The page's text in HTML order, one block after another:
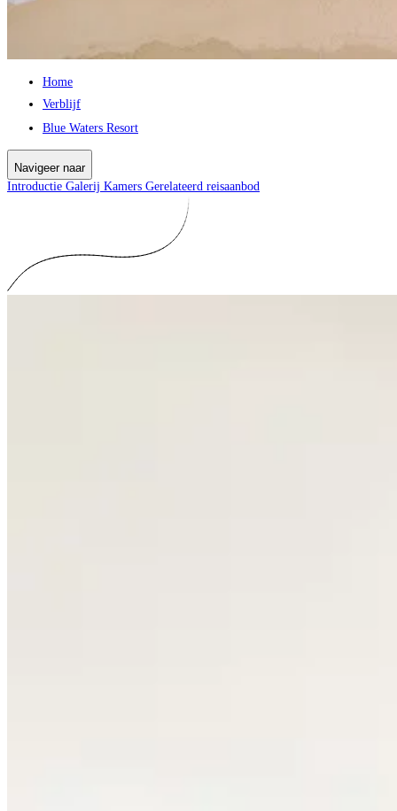
Home
Verblijf
Blue Waters Resort
Navigeer naar
Introductie Galerij Kamers Gerelateerd reisaanbod